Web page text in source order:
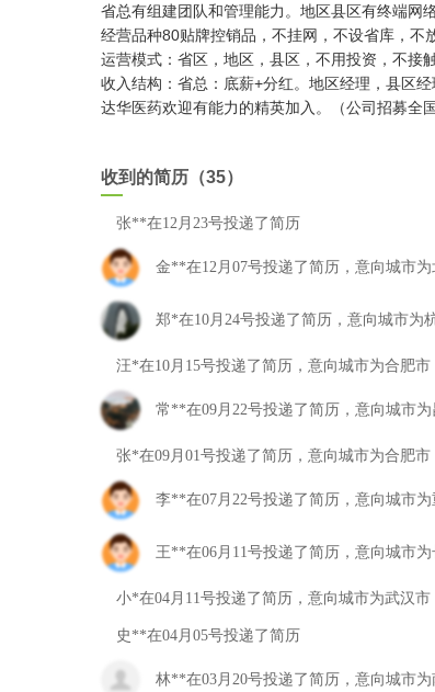
省总有组建团队和管理能力。地区县区有终端网
经营品种80贴牌控销品，不挂网，不设省库，不
运营模式：省区，地区，县区，不用投资，不接
收入结构：省总：底薪+分红。地区经理，县区经
达华医药欢迎有能力的精英加入。（公司招募全
收到的简历（35）
张**在12月23号投递了简历
金**在12月07号投递了简历，意向城市
郑*在10月24号投递了简历，意向城市为
汪*在10月15号投递了简历，意向城市为合肥市
常**在09月22号投递了简历，意向城市
张*在09月01号投递了简历，意向城市为合肥市
李**在07月22号投递了简历，意向城市
王**在06月11号投递了简历，意向城市
小*在04月11号投递了简历，意向城市为武汉市
史**在04月05号投递了简历
林**在03月20号投递了简历，意向城市